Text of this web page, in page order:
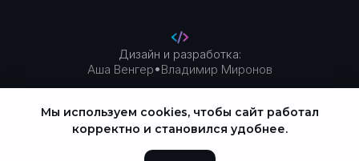
Мы используем cookies, чтобы сайт работал
корректно и становился удобнее.
Дизайн и разработка:
Аша Венгер•Владимир Миронов
Политика конфиденциальности